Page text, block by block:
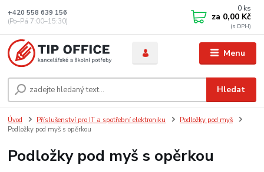
Menu
Hledat
+420 558 639 156
(Po–Pá 7:00–15:30)
0 ks
za 0,00 Kč
Úvod Příslušenství pro IT a spotřební elektroniku
Podložky pod myš
Podložky pod myš s opěrkou
Podložky pod myš s opěrkou